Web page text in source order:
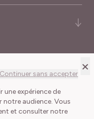
×
Continuer sans accepter
une expérience de
notre audience. Vous
et consulter notre
légales